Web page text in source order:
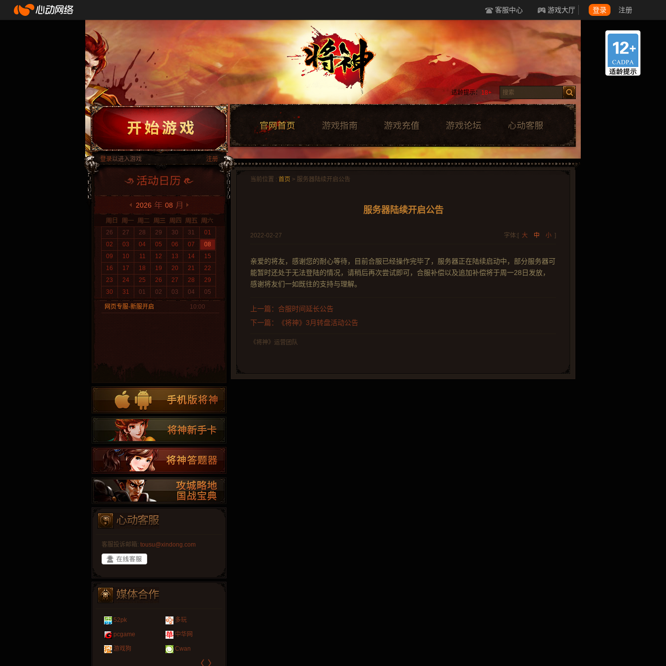
客服中心 游戏大厅 登录 注册
适龄提示： 18+
登录以进入游戏 注册
2026 08
26 27 28 29 30 31
01
02
03 04 05 06 07
08
09
10 11 12 13 14
15
16
17 18 19 20 21
22
23
24 25 26 27 28
29
30
31 01 02 03 04 05
网页专服-新服开启 10:00
客服投诉邮箱: tousu@xindong.com
52pk 多玩
pcgame 中华网
游戏狗 Cwan
〈 〉
当前位置 : 首页 > 服务器陆续开启公告
服务器陆续开启公告
2022-02-27 字体:[ 大 中 小 ]
亲爱的将友，感谢您的耐心等待，目前合服已经操作完毕了，服务器正在陆续启动中，部分服务器可
能暂时还处于无法登陆的情况，请稍后再次尝试即可，合服补偿以及追加补偿将于周一28日发放，
感谢将友们一如既往的支持与理解。
上一篇：合服时间延长公告
下一篇：《将神》3月转盘活动公告
《将神》运营团队